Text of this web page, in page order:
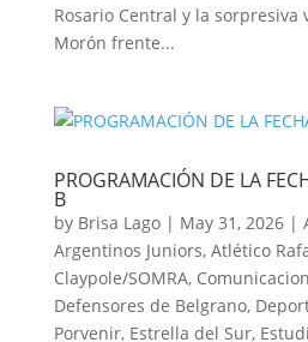
Rosario Central y la
Morón frente...
PROGRAMACIÓN DE LA
B
by Brisa Lago| May 31, 2026|
Argentinos Juniors, Atlético
Claypole/SOMRA,
Defensores de Belgrano,
Porvenir, Estrella del Sur,